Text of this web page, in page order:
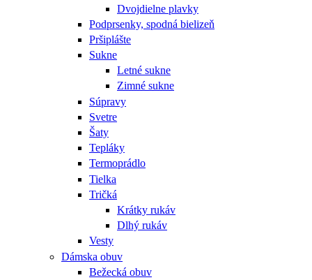
Dvojdielne plavky
Podprsenky, spodná bielizeň
Pršiplášte
Sukne
Letné sukne
Zimné sukne
Súpravy
Svetre
Šaty
Tepláky
Termoprádlo
Tielka
Tričká
Krátky rukáv
Dlhý rukáv
Vesty
Dámska obuv
Bežecká obuv